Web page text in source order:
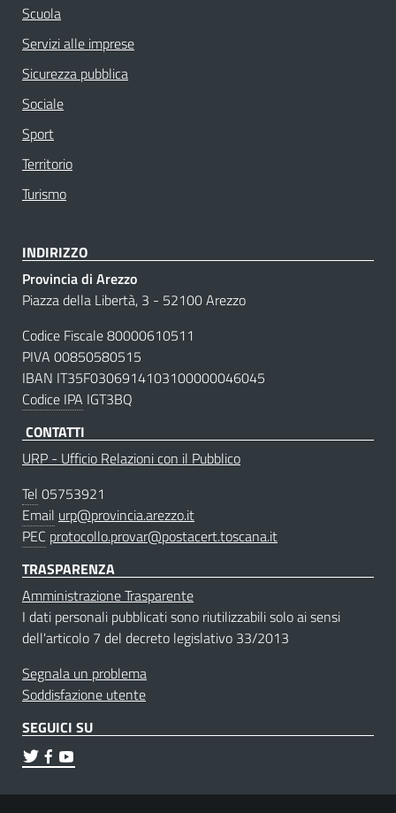
Scuola
Servizi alle imprese
Sicurezza pubblica
Sociale
Sport
Territorio
Turismo
INDIRIZZO
Provincia di Arezzo
Piazza della Libertà, 3 - 52100 Arezzo
Codice Fiscale 80000610511
PIVA 00850580515
IBAN IT35F0306914103100000046045
Codice IPA IGT3BQ
CONTATTI
URP - Ufficio Relazioni con il Pubblico
Tel 05753921
Email urp@provincia.arezzo.it
PEC protocollo.provar@postacert.toscana.it
TRASPARENZA
Amministrazione Trasparente
I dati personali pubblicati sono riutilizzabili solo ai sensi
dell'articolo 7 del decreto legislativo 33/2013
Segnala un problema
Soddisfazione utente
SEGUICI SU